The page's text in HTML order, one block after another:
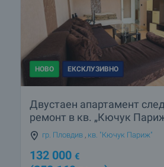
НОВО ЕКСКЛУЗИВНО
Двустаен апартамент
ремонт в кв. „Кючук
гр. Пловдив , кв. "Кючук Париж"
132 000 €